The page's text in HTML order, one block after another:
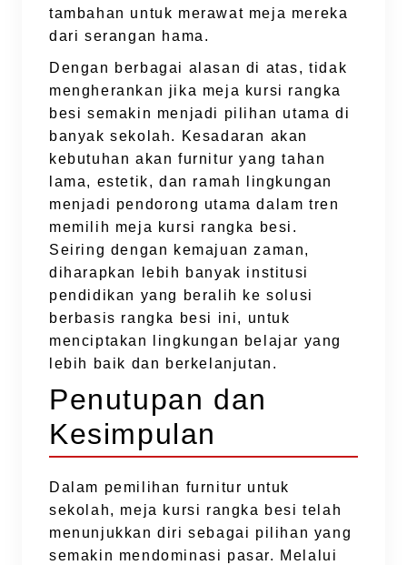
tambahan untuk merawat meja mereka
dari serangan hama.
Dengan berbagai alasan di atas, tidak
mengherankan jika meja kursi rangka
besi semakin menjadi pilihan utama di
banyak sekolah. Kesadaran akan
kebutuhan akan furnitur yang tahan
lama, estetik, dan ramah lingkungan
menjadi pendorong utama dalam tren
memilih meja kursi rangka besi.
Seiring dengan kemajuan zaman,
diharapkan lebih banyak institusi
pendidikan yang beralih ke solusi
berbasis rangka besi ini, untuk
menciptakan lingkungan belajar yang
lebih baik dan berkelanjutan.
Penutupan dan
Kesimpulan
Dalam pemilihan furnitur untuk
sekolah, meja kursi rangka besi telah
menunjukkan diri sebagai pilihan yang
semakin mendominasi pasar. Melalui